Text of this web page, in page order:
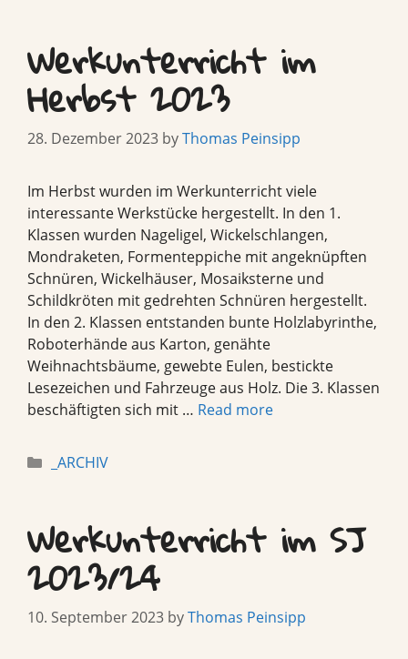
Werkunterricht im
Herbst 2023
28. Dezember 2023 byThomas Peinsipp
Im Herbst wurden im Werkunterricht viele
interessante Werkstücke hergestellt. In den 1.
Klassen wurden Nageligel, Wickelschlangen,
Mondraketen, Formenteppiche mit angeknüpften
Schnüren, Wickelhäuser, Mosaiksterne und
Schildkröten mit gedrehten Schnüren hergestellt.
In den 2. Klassen entstanden bunte Holzlabyrinthe,
Roboterhände aus Karton, genähte
Weihnachtsbäume, gewebte Eulen, bestickte
Lesezeichen und Fahrzeuge aus Holz. Die 3. Klassen
beschäftigten sich mit … Read more
Categories
_ARCHIV
Werkunterricht im SJ
2023/24
10. September 2023 byThomas Peinsipp